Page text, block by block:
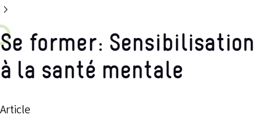
Se former: Sensibilisation
à la santé mentale
Article